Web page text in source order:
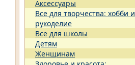
Аксессуары
Все для творчества: хобби и
рукоделие
Все для школы
Детям
Женщинам